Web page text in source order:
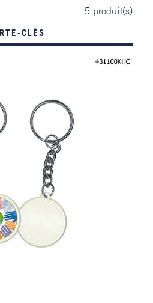
5 produit(s)
CLÉS